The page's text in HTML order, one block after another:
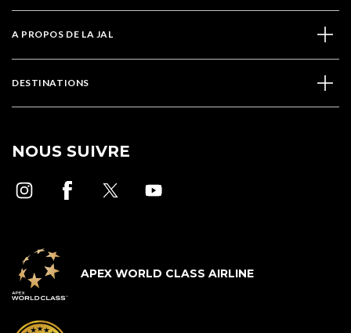
A PROPOS DE LA JAL
DESTINATIONS
NOUS SUIVRE
APEX WORLD CLASS AIRLINE